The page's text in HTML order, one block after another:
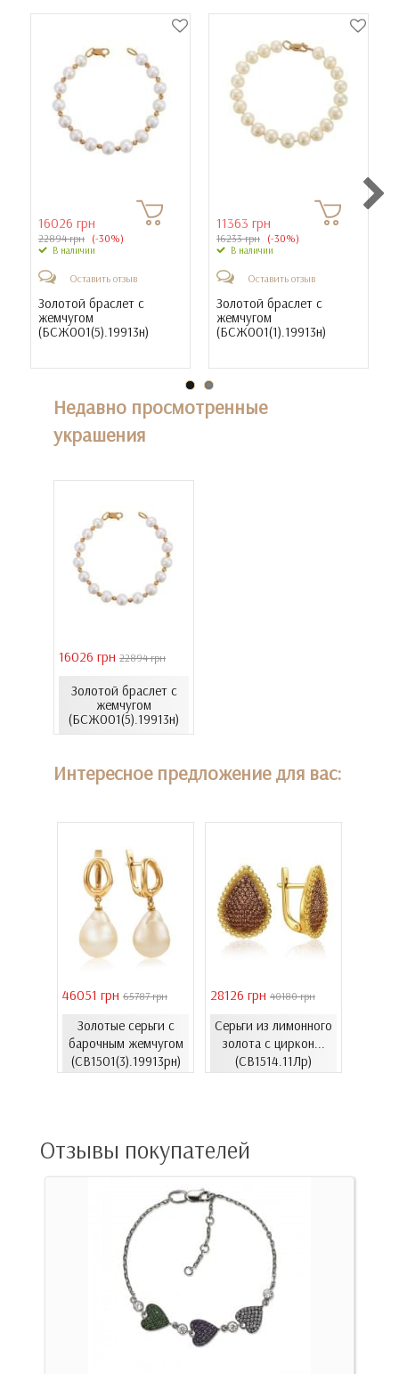
16026 грн
22894 грн (-30%)
В наличии
Оставить отзыв
Золотой браслет с
жемчугом
(БСЖ001(5).19913н)
11363 грн
16233 грн (-30%)
В наличии
Оставить отзыв
Золотой браслет с
жемчугом
(БСЖ001(1).19913н)
Недавно просмотренные
украшения
16026 грн 22894 грн
Золотой браслет с
жемчугом
(БСЖ001(5).19913н)
Интересное предложение для вас:
46051 грн 65787 грн
Золотые серьги с
барочным жемчугом
(СВ1501(3).19913рн)
28126 грн 40180 грн
Серьги из лимонного
золота с циркон...
(СВ1514.11Лр)
Отзывы покупателей